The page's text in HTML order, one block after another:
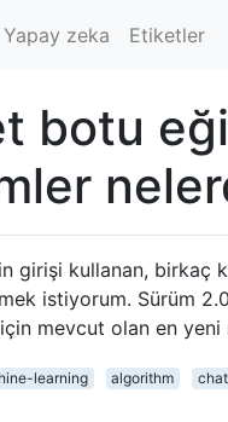
Yapay zeka Etiketler
botu
girişi kullanan, birkaç
istiyorum. Sürüm
mevcut olan en
learning algorithm